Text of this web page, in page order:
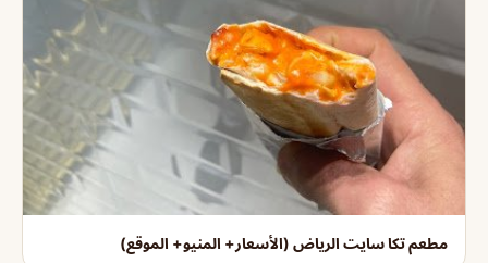
مطعم تكا سايت الرياض (الأسعار+ المنيو+ الموقع)